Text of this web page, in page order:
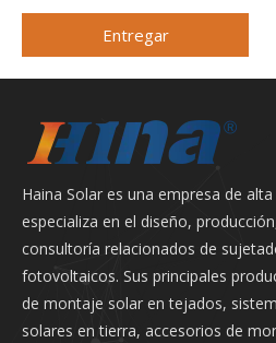
Entregar
Haina Solar es una empresa de
especializa en el diseño,
consultoría relacionados de
fotovoltaicos. Sus principales
de montaje solar en tejados,
solares en tierra, accesorios de